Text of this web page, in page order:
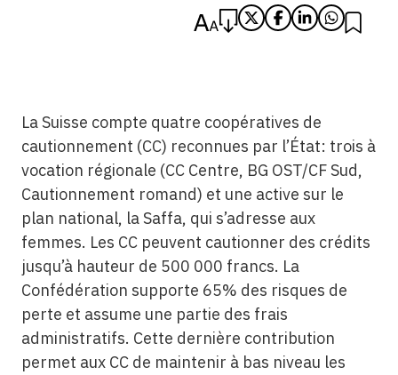
La Suisse compte quatre coopératives de
cautionnement (CC) reconnues par l’État: trois à
vocation régionale (CC Centre, BG OST/CF Sud,
Cautionnement romand) et une active sur le
plan national, la Saffa, qui s’adresse aux
femmes. Les CC peuvent cautionner des crédits
jusqu’à hauteur de 500 000 francs. La
Confédération supporte 65% des risques de
perte et assume une partie des frais
administratifs. Cette dernière contribution
permet aux CC de maintenir à bas niveau les